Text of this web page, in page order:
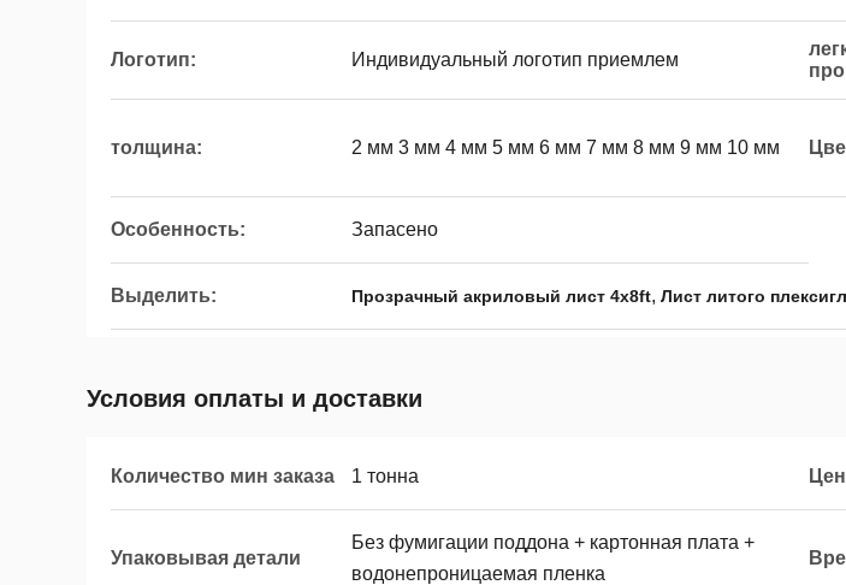
Логотип: Индивидуальный логотип приемлем
толщина: 2 мм 3 мм 4 мм 5 мм 6 мм 7 мм 8 мм 9 мм 10 мм
Особенность: Запасено
Выделить: Прозрачный акриловый лист 4x8ft, Лист литого
Условия оплаты и доставки
Количество мин заказа 1 тонна
Упаковывая детали
Без фумигации поддона + картонная плата +
водонепроницаемая пленка